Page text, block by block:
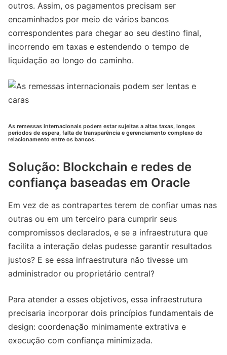
outros. Assim, os pagamentos precisam ser
encaminhados por meio de vários bancos
correspondentes para chegar ao seu destino final,
incorrendo em taxas e estendendo o tempo de
liquidação ao longo do caminho.
As remessas internacionais podem estar sujeitas a altas taxas, longos
períodos de espera, falta de transparência e gerenciamento complexo do
relacionamento entre os bancos.
Solução: Blockchain e redes de
confiança baseadas em Oracle
Em vez de as contrapartes terem de confiar umas nas
outras ou em um terceiro para cumprir seus
compromissos declarados, e se a infraestrutura que
facilita a interação delas pudesse garantir resultados
justos? E se essa infraestrutura não tivesse um
administrador ou proprietário central?
Para atender a esses objetivos, essa infraestrutura
precisaria incorporar dois princípios fundamentais de
design: coordenação minimamente extrativa e
execução com confiança minimizada.